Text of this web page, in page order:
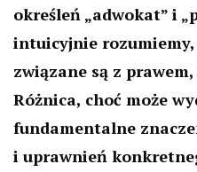
określeń „adwokat” i
intuicyjnie rozumiemy,
związane są z
Różnica, choć może
fundamentalne
i uprawnień